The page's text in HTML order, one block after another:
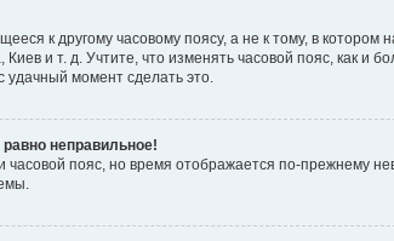
к другому часовому поясу, а не к тому, в
и т. д. Учтите, что изменять часовой пояс, как и
удачный момент сделать это.
неправильное!
часовой пояс, но время отображается по-прежнему